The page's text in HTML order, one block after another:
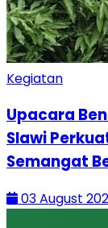
Kegiatan
Upacara
Slawi
Semangat
03 August